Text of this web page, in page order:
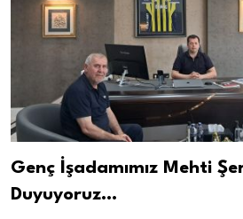
Genç İşadamımız Mehti
Duyuyoruz…